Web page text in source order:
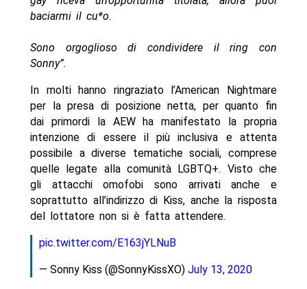
baciarmi il cu*o.
Sono orgoglioso di condividere il ring con
Sonny”.
In molti hanno ringraziato l’American Nightmare
per la presa di posizione netta, per quanto fin
dai primordi la AEW ha manifestato la propria
intenzione di essere il più inclusiva e attenta
possibile a diverse tematiche sociali, comprese
quelle legate alla comunità LGBTQ+. Visto che
gli attacchi omofobi sono arrivati anche e
soprattutto all’indirizzo di Kiss, anche la risposta
del lottatore non si è fatta attendere.
pic.twitter.com/E163jYLNuB
— Sonny Kiss (@SonnyKissXO) July 13, 2020